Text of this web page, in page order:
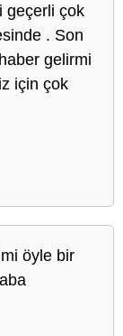
geçerli çok
. Son
gelirmi
için çok
öyle bir